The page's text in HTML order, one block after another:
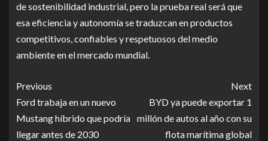
de sostenibilidad industrial, pero la prueba real será que
esa eficiencia y autonomía se traduzcan en productos
competitivos, confiables y respetuosos del medio
ambiente en el mercado mundial.
Previous
Ford trabaja en un nuevo
Mustang híbrido que podría
llegar antes de 2030
Next
BYD ya puede exportar 1
millón de autos al año con su
flota marítima global